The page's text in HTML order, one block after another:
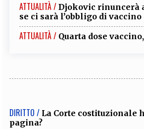
ATTUALITÀ / Djokovic rinuncerà
se ci sarà l’obbligo di vaccino
ATTUALITÀ / Quarta dose
DIRITTO / La Corte costituzionale
pagina?